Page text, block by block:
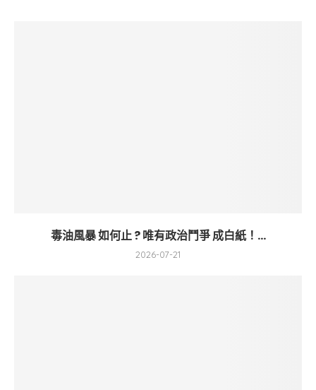
毒油風暴 如何止 ? 唯有政治鬥爭 成白紙！...
2026-07-21